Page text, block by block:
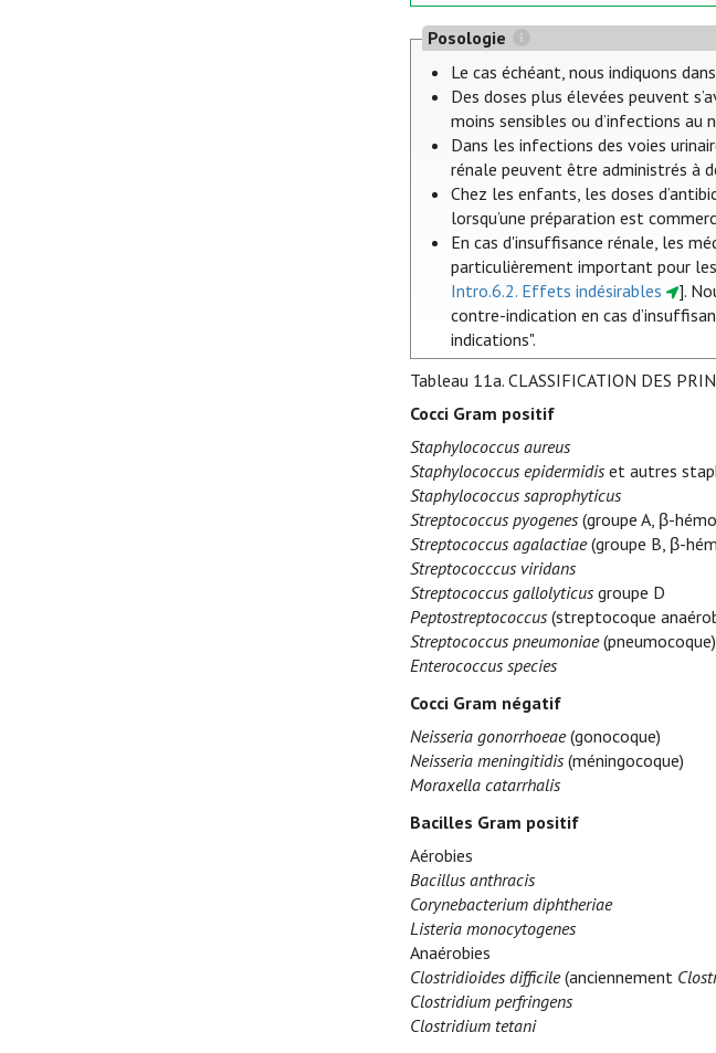
Posologie
Le cas échéant, nous indiquons
Des doses plus élevées peuvent
moins sensibles ou d’infections au
Dans les infections des voies
rénale peuvent être administrés à
Chez les enfants, les doses
lorsqu’une préparation est
En cas d'insuffisance rénale, les
particulièrement important pour
Intro.6.2. Effets indésirables
].
contre-indication en cas
indications".
Tableau 11a. CLASSIFICATION DES
Cocci Gram positif
Staphylococcus aureus
Staphylococcus epidermidis et autres
Staphylococcus saprophyticus
Streptococcus pyogenes (groupe A, β-
Streptococcus agalactiae(groupe B, β-
Streptococccus viridans
Streptococcus gallolyticus groupe D
Peptostreptococcus (streptocoque
Streptococcus pneumoniae(pneumocoque)
Enterococcus species
Cocci Gram négatif
Neisseria gonorrhoeae(gonocoque)
Neisseria meningitidis (méningocoque)
Moraxella catarrhalis
Bacilles Gram positif
Aérobies
Bacillus anthracis
Corynebacterium diphtheriae
Listeria monocytogenes
Anaérobies
Clostridioides difficile(anciennement
Clostridium perfringens
Clostridium tetani